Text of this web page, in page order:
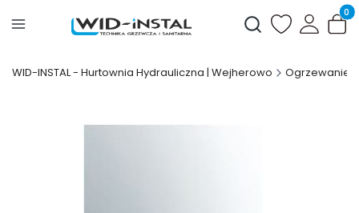
Otwórz
WID-INSTAL - Hurtownia Hydrauliczna | Wejherowo Ogrzewanie